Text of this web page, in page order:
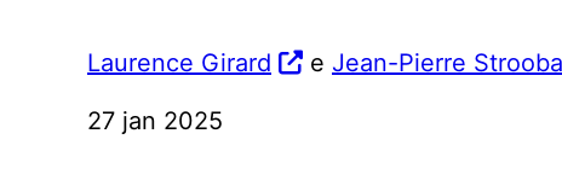
Laurence Girard e Jean-Pierre
27 jan 2025